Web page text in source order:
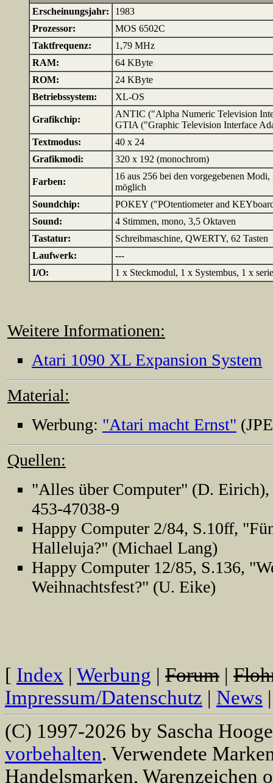
Erscheinungsjahr:
1983
Prozessor:
MOS 6502C
Taktfrequenz:
1,79 MHz
RAM:
64 KByte
ROM:
24 KByte
Betriebssystem:
XL-OS
Grafikchip:
ANTIC ("Alpha Numeric Television
GTIA ("Graphic Television Interface
Textmodus:
40 x 24
Grafikmodi:
320 x 192 (monochrom)
Farben:
16 aus 256 bei den vorgegebenen
möglich
Soundchip:
POKEY ("POtentiometer and
Sound:
4 Stimmen, mono, 3,5 Oktaven
Tastatur:
Schreibmaschine, QWERTY, 62 Tasten
Laufwerk:
---
I/O:
1 x Steckmodul, 1 x Systembus, 1 x
Weitere Informationen:
Atari 1090 XL Expansion System
Material:
Werbung: "Atari macht Ernst"
Quellen:
"Alles über Computer" (D.
453-47038-9
Happy Computer 2/84, S.10ff,
Halleluja?" (Michael Lang)
Happy Computer 12/85, S.136,
Weihnachtsfest?" (U. Eike)
[ Index | Werbung | Forum |
Impressum/Datenschutz | News
(C) 1997-2026 by Sascha
vorbehalten. Verwendete
Handelsmarken, Warenzeichen